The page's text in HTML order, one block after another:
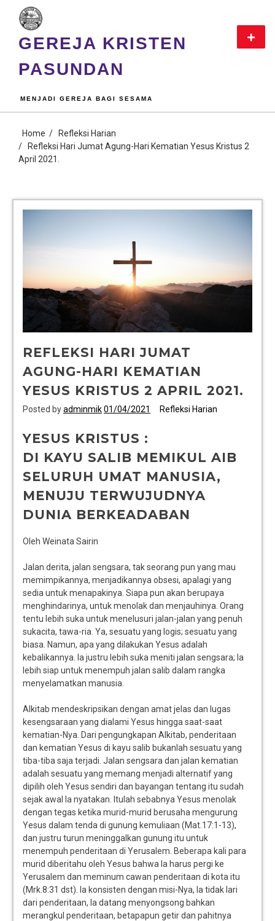
GEREJA KRISTEN
PASUNDAN
MENJADI GEREJA BAGI SESAMA
Home
Refleksi Harian
Refleksi Hari Jumat Agung-Hari Kematian Yesus Kristus 2
April 2021.
REFLEKSI HARI JUMAT
AGUNG-HARI KEMATIAN
YESUS KRISTUS 2 APRIL 2021.
Posted byadminmik01/04/2021 Refleksi Harian
YESUS KRISTUS :
DI KAYU SALIB MEMIKUL AIB
SELURUH UMAT MANUSIA,
MENUJU TERWUJUDNYA
DUNIA BERKEADABAN
Oleh Weinata Sairin
Jalan derita, jalan sengsara, tak seorang pun yang mau
memimpikannya, menjadikannya obsesi, apalagi yang
sedia untuk menapakinya. Siapa pun akan berupaya
menghindarinya, untuk menolak dan menjauhinya. Orang
tentu lebih suka untuk menelusuri jalan-jalan yang penuh
sukacita, tawa-ria. Ya, sesuatu yang logis; sesuatu yang
biasa. Namun, apa yang dilakukan Yesus adalah
kebalikannya. Ia justru lebih suka meniti jalan sengsara; Ia
lebih siap untuk menempuh jalan salib dalam rangka
menyelamatkan manusia.
Alkitab mendeskripsikan dengan amat jelas dan lugas
kesengsaraan yang dialami Yesus hingga saat-saat
kematian-Nya. Dari pengungkapan Alkitab, penderitaan
dan kematian Yesus di kayu salib bukanlah sesuatu yang
tiba-tiba saja terjadi. Jalan sengsara dan jalan kematian
adalah sesuatu yang memang menjadi alternatif yang
dipilih oleh Yesus sendiri dan bayangan tentang itu sudah
sejak awal Ia nyatakan. Itulah sebabnya Yesus menolak
dengan tegas ketika murid-murid berusaha mengurung
Yesus dalam tenda di gunung kemuliaan (Mat.17:1-13),
dan justru turun meninggalkan gunung itu untuk
menempuh penderitaan di Yerusalem. Beberapa kali para
murid diberitahu oleh Yesus bahwa Ia harus pergi ke
Yerusalem dan meminum cawan penderitaan di kota itu
(Mrk.8:31 dst). Ia konsisten dengan misi-Nya, Ia tidak lari
dari penderitaan, Ia datang menyongsong bahkan
merangkul penderitaan, betapapun getir dan pahitnya